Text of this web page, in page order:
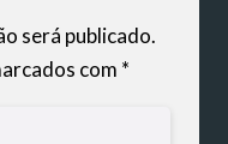
será publicado.
com *